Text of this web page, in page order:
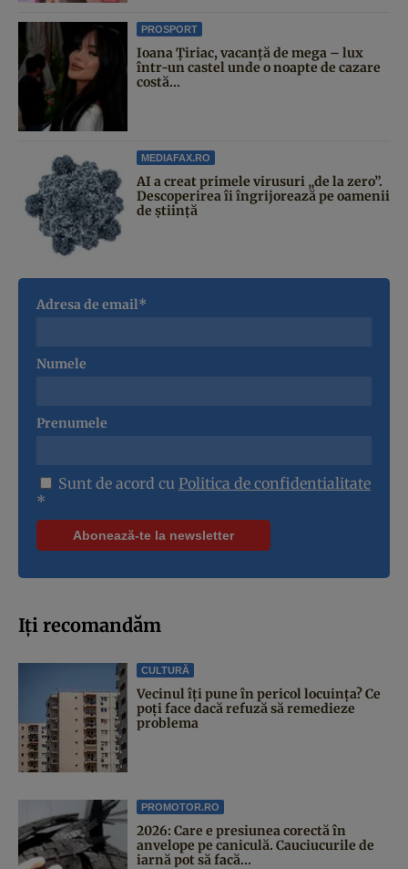
PROSPORT
Ioana Țiriac, vacanță de mega – lux
într-un castel unde o noapte de cazare
costă...
MEDIAFAX.RO
AI a creat primele virusuri „de la zero”.
Descoperirea îi îngrijorează pe oamenii
de știință
Adresa de email*
Numele
Prenumele
Sunt de acord cu Politica de confidentialitate
*
Iți recomandăm
CULTURĂ
Vecinul îți pune în pericol locuința? Ce
poți face dacă refuză să remedieze
problema
PROMOTOR.RO
2026: Care e presiunea corectă în
anvelope pe caniculă. Cauciucurile de
iarnă pot să facă...